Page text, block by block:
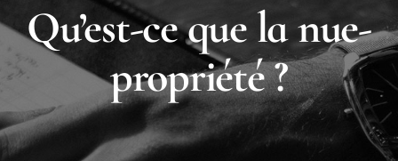
Qu’est-ce que la nue-
propriété ?